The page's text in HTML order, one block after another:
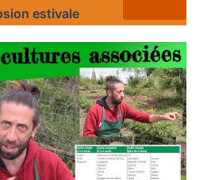
estivale